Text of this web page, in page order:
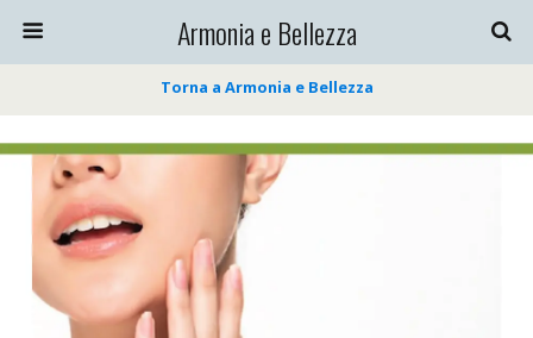
Armonia e Bellezza
Torna a Armonia e Bellezza